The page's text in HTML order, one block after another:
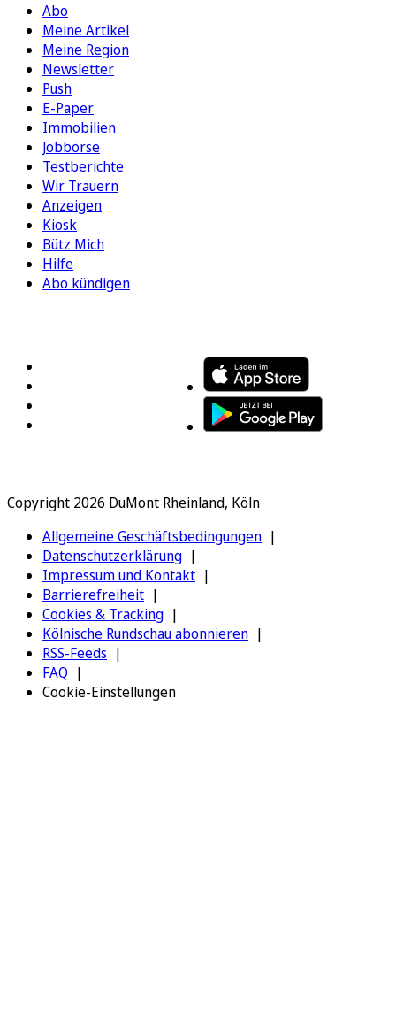
Abo
Meine Artikel
Meine Region
Newsletter
Push
E-Paper
Immobilien
Jobbörse
Testberichte
Wir Trauern
Anzeigen
Kiosk
Bütz Mich
Hilfe
Abo kündigen
Copyright 2026 DuMont Rheinland, Köln
Allgemeine Geschäftsbedingungen
Datenschutzerklärung
Impressum und Kontakt
Barrierefreiheit
Cookies & Tracking
Kölnische Rundschau abonnieren
RSS-Feeds
FAQ
Cookie-Einstellungen